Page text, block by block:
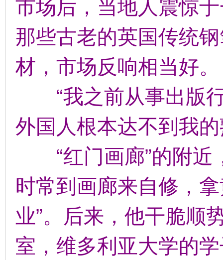
市场后，当地人震惊
那些古老的英国传统
材，市场反响相当好。
“我之前从事出版行
外国人根本达不到我
“红门画廊”的附近
时常到画廊来自修，
业”。后来，他干脆顺
室，维多利亚大学的